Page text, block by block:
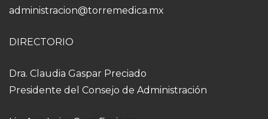
administracion@torremedica.mx
DIRECTORIO
Dra. Claudia Gaspar Preciado
Presidente del Consejo de Administración